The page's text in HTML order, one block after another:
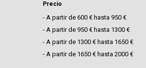
Precio
- A partir de 600 € hasta 950 €
- A partir de 950 € hasta 1300 €
- A partir de 1300 € hasta 1650 €
- A partir de 1650 € hasta 2000 €